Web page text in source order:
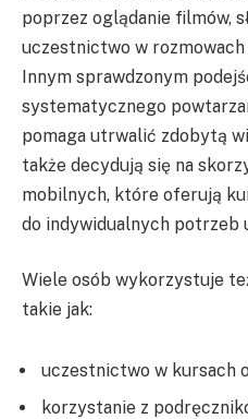
poprzez oglądanie filmów,
uczestnictwo w
Innym sprawdzonym
systematycznego
pomaga utrwalić zdobytą
także decydują się na
mobilnych, które oferują
do indywidualnych potrzeb
Wiele osób wykorzystuje
takie jak:
uczestnictwo w kursach
korzystanie z